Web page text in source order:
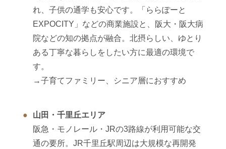
れ、子供の通学も安心です。「ららぽーと
EXPOCITY」などの商業施設と、阪大・阪大病
院などの知の拠点が融合。北摂らしい、ゆとり
ある丁寧な暮らしをしたい方に最適の環境で
す。
→子育てファミリー、シニア層におすすめ
山田・千里丘エリア
阪急・モノレール・JRの3路線が利用可能な交
通の要所。JR千里丘駅周辺は大規模な再開発